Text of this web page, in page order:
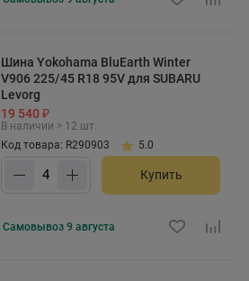
Шина Yokohama BluEarth Winter
V906 225/45 R18 95V для SUBARU
Levorg
19 540 ₽
В наличии > 12 шт.
Код товара: R290903
5.0
Купить
Самовывоз 9 августа